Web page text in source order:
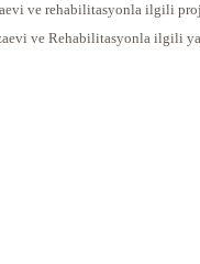
ve rehabilitasyonla ilgili
ve Rehabilitasyonla ilgili